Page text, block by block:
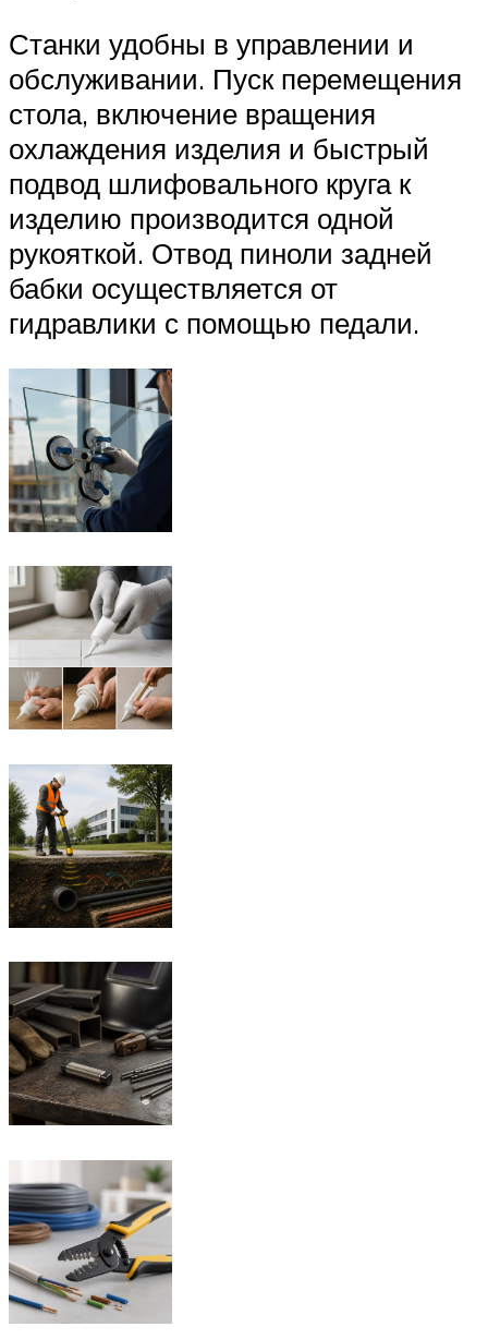
Станки удобны в управлении и
обслуживании. Пуск перемещения
стола, включение вращения
охлаждения изделия и быстрый
подвод шлифовального круга к
изделию производится одной
рукояткой. Отвод пиноли задней
бабки осуществляется от
гидравлики с помощью педали.